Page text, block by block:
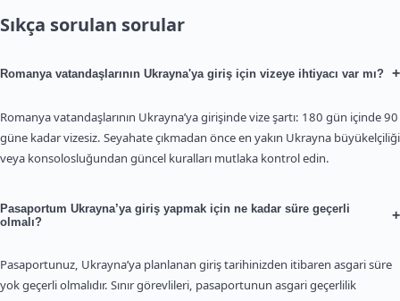
Sıkça sorulan sorular
Romanya vatandaşlarının Ukrayna'ya giriş için vizeye ihtiyacı var mı? +
Romanya vatandaşlarının Ukrayna’ya girişinde vize şartı: 180 gün içinde 90
güne kadar vizesiz. Seyahate çıkmadan önce en yakın Ukrayna büyükelçiliği
veya konsolosluğundan güncel kuralları mutlaka kontrol edin.
Pasaportum Ukrayna’ya giriş yapmak için ne kadar süre geçerli
olmalı?
+
Pasaportunuz, Ukrayna’ya planlanan giriş tarihinizden itibaren asgari süre
yok geçerli olmalıdır. Sınır görevlileri, pasaportunun asgari geçerlilik